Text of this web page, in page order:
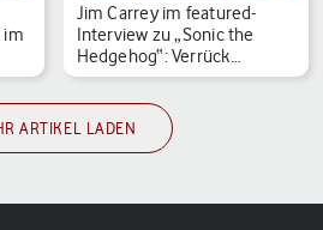
im
Jim Carrey im featured-
Interview zu „Sonic the
Hedgehog“: Verrück…
ARTIKEL LADEN